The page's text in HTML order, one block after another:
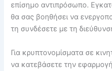
επίσημο αντιπρόσωπο.
θα σας βοηθήσει να
τη συνδέσετε με τη
Για κρυπτονομίσματα σε
να κατεβάσετε την